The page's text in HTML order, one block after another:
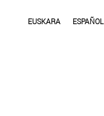
EUSKARA ESPAÑOL